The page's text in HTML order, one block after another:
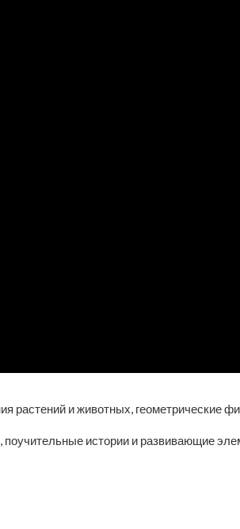
и животных, геометрические
истории и развивающие